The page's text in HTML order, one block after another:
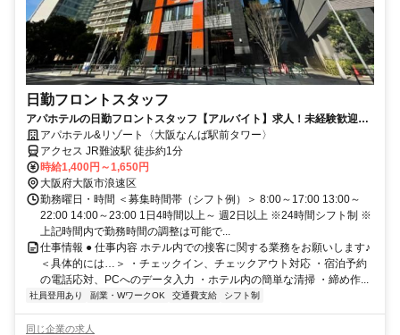
日勤フロントスタッフ
アパホテルの日勤フロントスタッフ【アルバイト】求人！未経験歓迎＆
研修充実で安心スタート
アパホテル&リゾート〈大阪なんば駅前タワー〉
アクセス JR難波駅 徒歩約1分
時給1,400円～1,650円
大阪府大阪市浪速区
勤務曜日・時間 ＜募集時間帯（シフト例）＞ 8:00～17:00 13:00～
22:00 14:00～23:00 1日4時間以上～ 週2日以上 ※24時間シフト制 ※
上記時間内で勤務時間の調整は可能で...
仕事情報 ● 仕事内容 ホテル内での接客に関する業務をお願いします♪
＜具体的には…＞ ・チェックイン、チェックアウト対応 ・宿泊予約
の電話応対、PCへのデータ入力 ・ホテル内の簡単な清掃 ・締め作...
社員登用あり 副業・WワークOK 交通費支給 シフト制
同じ企業の求人